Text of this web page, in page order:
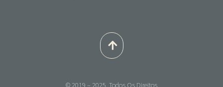
© 2019 – 2025. Todos Os Direitos